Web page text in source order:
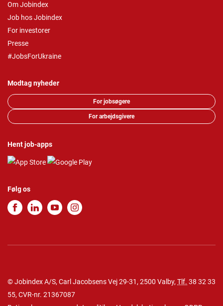
Om Jobindex
Job hos Jobindex
For investorer
Presse
#JobsForUkraine
Modtag nyheder
For jobsøgere
For arbejdsgivere
Hent job-apps
Følg os
© Jobindex A/S, Carl Jacobsens Vej 29-31, 2500 Valby, Tlf. 38 32 33
55, CVR-nr. 21367087